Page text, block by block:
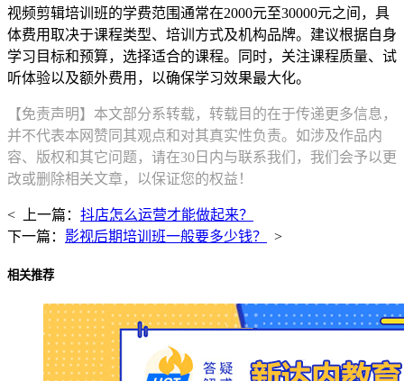
视频剪辑培训班的学费范围通常在2000元至30000元之间，具
体费用取决于课程类型、培训方式及机构品牌。建议根据自身
学习目标和预算，选择适合的课程。同时，关注课程质量、试
听体验以及额外费用，以确保学习效果最大化。
【免责声明】本文部分系转载，转载目的在于传递更多信息，
并不代表本网赞同其观点和对其真实性负责。如涉及作品内
容、版权和其它问题，请在30日内与联系我们，我们会予以更
改或删除相关文章，以保证您的权益！
< 上一篇： 抖店怎么运营才能做起来？
下一篇： 影视后期培训班一般要多少钱？ >
相关推荐